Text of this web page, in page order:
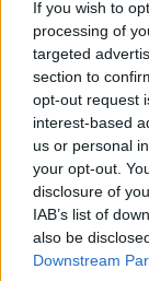
If you wish to
processing of
targeted
section to
opt-out request
interest-based
us or personal
your opt-out.
disclosure of
IAB’s list of
also be
Downstream
Facebook
ΕΥΔΑΠ:
κύκλου εργασιών
- Καθαρά κέρδη